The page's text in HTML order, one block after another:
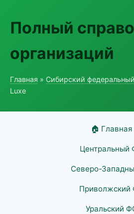
Полный
организаций
Главная » Сибирский
Luxe
🏠 Главная
Центральный
Северо-
Приволжский
Уральский